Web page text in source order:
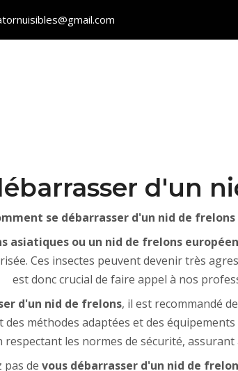
d'un
se débarrasser d'un nid de
asiatiques ou un nid de frelons européen
Ces insectes peuvent devenir très
est donc crucial de faire appel à nos
d'un nid de frelons, il est recommandé
méthodes adaptées et des
les normes de sécurité,
pas de vous débarrasser d'un nid de